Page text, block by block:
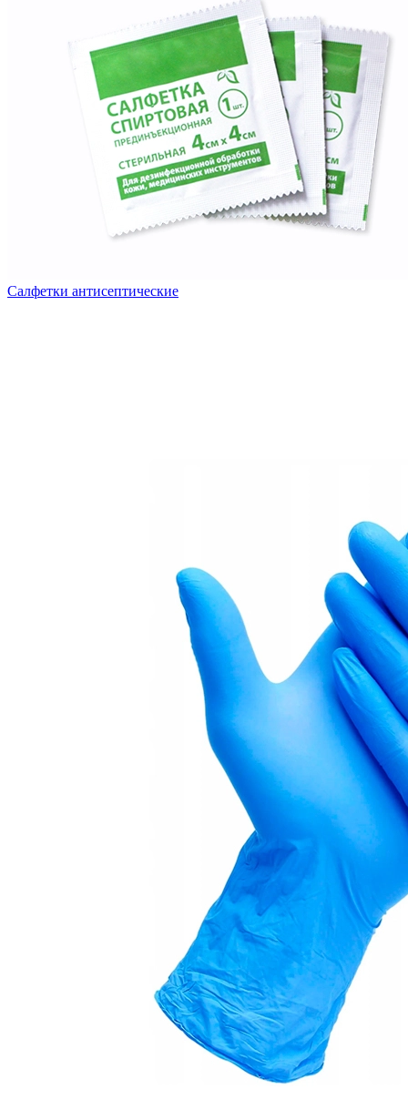
Салфетки антисептические